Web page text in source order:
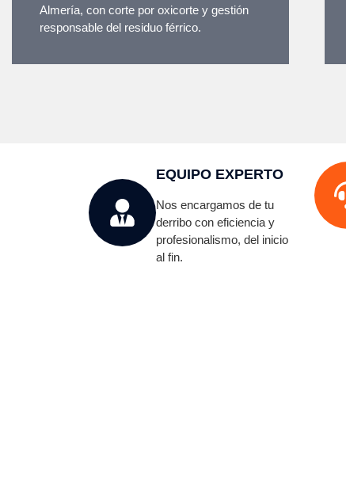
Almería, con corte por oxicorte y gestión
responsable del residuo férrico.
EQUIPO EXPERTO
Nos encargamos de tu
derribo con eficiencia y
profesionalismo, del inicio
al fin.